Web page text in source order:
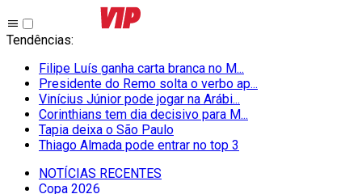
Tendências:
Filipe Luís ganha carta branca no M...
Presidente do Remo solta o verbo ap...
Vinícius Júnior pode jogar na Arábi...
Corinthians tem dia decisivo para M...
Tapia deixa o São Paulo
Thiago Almada pode entrar no top 3
NOTÍCIAS RECENTES
Copa 2026